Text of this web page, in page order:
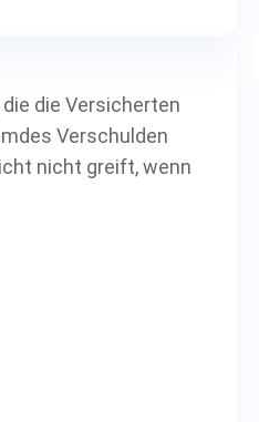
die Versicherten
Verschulden
nicht greift, wenn